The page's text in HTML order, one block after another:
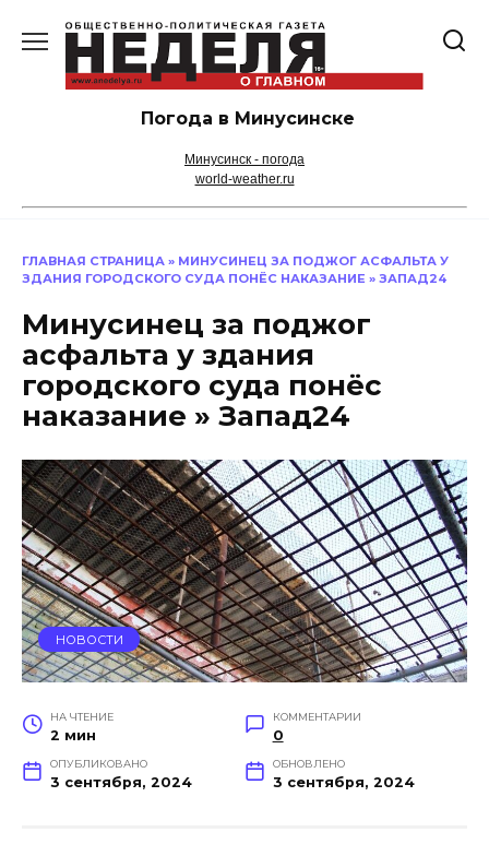
содержанию
Погода в Минусинске
Минусинск - погода
world-weather.ru
ГЛАВНАЯ СТРАНИЦА » МИНУСИНЕЦ ЗА ПОДЖОГ АСФАЛЬТА У
ЗДАНИЯ ГОРОДСКОГО СУДА ПОНЁС НАКАЗАНИЕ » ЗАПАД24
Минусинец за поджог
асфальта у здания
городского суда понёс
наказание » Запад24
НОВОСТИ
НА ЧТЕНИЕ
2 мин
КОММЕНТАРИИ
0
ОПУБЛИКОВАНО
3 сентября, 2024
ОБНОВЛЕНО
3 сентября, 2024